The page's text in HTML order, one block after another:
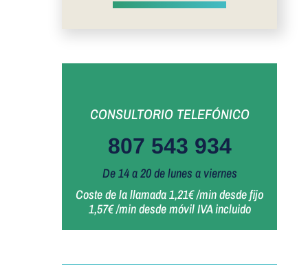
CONSULTORIO TELEFÓNICO
807 543 934
De 14 a 20 de lunes a viernes
Coste de la llamada 1,21€ /min desde fijo
1,57€ /min desde móvil IVA incluido